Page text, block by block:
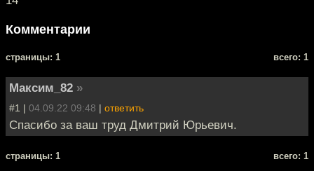
Комментарии
cтраницы: 1 всего: 1
Максим_82 »
#1 | 04.09.22 09:48 | ответить
Спасибо за ваш труд Дмитрий Юрьевич.
cтраницы: 1 всего: 1